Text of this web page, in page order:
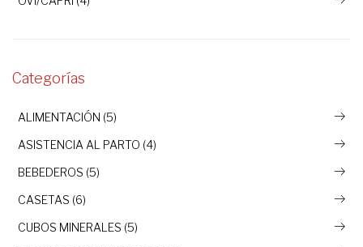
Categorías
ALIMENTACIÓN (5)
ASISTENCIA AL PARTO (4)
BEBEDEROS (5)
CASETAS (6)
CUBOS MINERALES (5)